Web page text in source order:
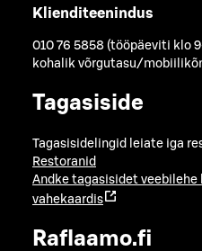
Klienditeenindus
010 76 5858 (tööpäeviti klo
kohalik võrgutasu/
Tagasiside
Tagasisidelingid leiate iga
Restoranid
Andke tagasisidet veebilehe
vahekaardis
Raflaamo.fi